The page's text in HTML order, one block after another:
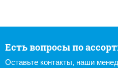
Есть вопросы по
Оставьте контакты, наши